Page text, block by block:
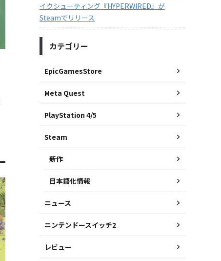
イクシューティング『HYPERWIRED』が
Steamでリリース
カテゴリー
EpicGamesStore
Meta Quest
PlayStation 4/5
Steam
新作
日本語化情報
ニュース
ニンテンドースイッチ2
レビュー